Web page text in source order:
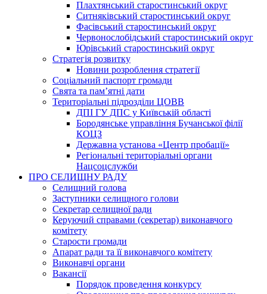
Плахтянський старостинський округ
Ситняківський старостинський округ
Фасівський старостинський округ
Червонослобідський старостинський округ
Юрівський старостинський округ
Стратегія розвитку
Новини розроблення стратегії
Соціальний паспорт громади
Свята та пам’ятні дати
Територіальні підрозділи ЦОВВ
ДПІ ГУ ДПС у Київській області
Бородянське управління Бучанської філії
КОЦЗ
Державна установа «Центр пробації»
Регіональні територіальні органи
Нацсоцслужби
ПРО СЕЛИЩНУ РАДУ
Селищний голова
Заступники селищного голови
Секретар селищної ради
Керуючий справами (секретар) виконавчого
комітету
Старости громади
Апарат ради та її виконавчого комітету
Виконавчі органи
Вакансії
Порядок проведення конкурсу